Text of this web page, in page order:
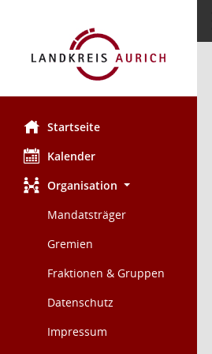
Startseite
Kalender
Organisation
Mandatsträger
Gremien
Fraktionen & Gruppen
Datenschutz
Impressum